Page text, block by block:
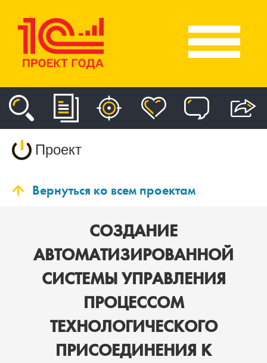
Проект
Вернуться ко всем проектам
СОЗДАНИЕ
АВТОМАТИЗИРОВАННОЙ
СИСТЕМЫ УПРАВЛЕНИЯ
ПРОЦЕССОМ
ТЕХНОЛОГИЧЕСКОГО
ПРИСОЕДИНЕНИЯ К